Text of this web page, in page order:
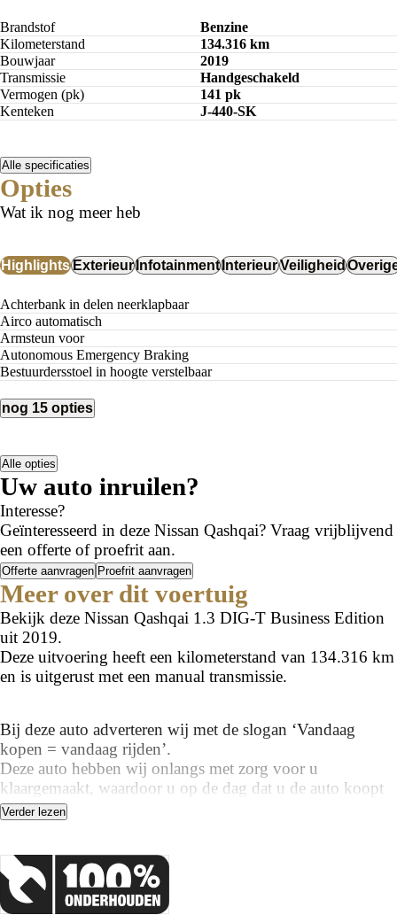
Brandstof
Benzine
Kilometerstand
134.316 km
Bouwjaar
2019
Transmissie
Handgeschakeld
Vermogen (pk)
141 pk
Kenteken
J-440-SK
Alle specificaties
Opties
Wat ik nog meer heb
HighlightsExterieurInfotainmentInterieurVeiligheid
Achterbank in delen neerklapbaar
airco automatisch
Armsteun voor
Autonomous Emergency Braking
Bestuurdersstoel in hoogte verstelbaar
nog 15 opties
Alle opties
Uw auto inruilen?
Interesse?
Geïnteresseerd in deze Nissan Qashqai? Vraag vrijblijvend
een offerte of proefrit aan.
Offerte aanvragen Proefrit aanvragen
Meer over dit voertuig
Bekijk deze Nissan Qashqai 1.3 DIG-T Business Edition
uit 2019.
Deze uitvoering heeft een kilometerstand van 134.316 km
en is uitgerust met een manual transmissie.
Bij deze auto adverteren wij met de slogan ‘Vandaag
kopen = vandaag rijden’.
Deze auto hebben wij onlangs met zorg voor u
klaargemaakt, waardoor u op de dag dat u de auto koopt
ook met de auto kan wegrijden!
Bij ons hoeft u daardoor geen 14 dagen te wachten op het
Benieuwd naar de mogelijkheden? Bel ons op 0548-
512255!
Verder lezen